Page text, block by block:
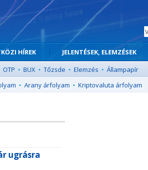
HÍREK JELENTÉSEK, ELEMZÉSEK
OTP • BUX • Tőzsde • Elemzés • Állampapír
• Arany árfolyam • Kriptovaluta árfolyam
ugrásra